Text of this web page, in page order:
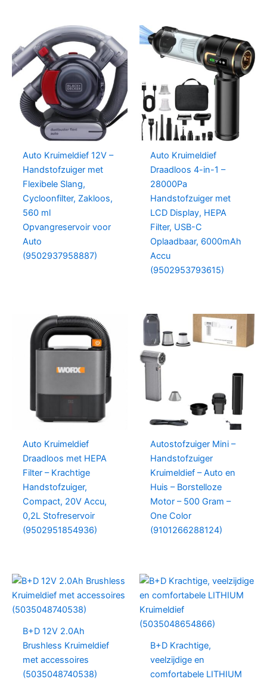
Auto Kruimeldief 12V –
Handstofzuiger met
Flexibele Slang,
Cycloonfilter, Zakloos,
560 ml
Opvangreservoir voor
Auto
(9502937958887)
Auto Kruimeldief
Draadloos 4-in-1 –
28000Pa
Handstofzuiger met
LCD Display, HEPA
Filter, USB-C
Oplaadbaar, 6000mAh
Accu
(9502953793615)
Auto Kruimeldief
Draadloos met HEPA
Filter – Krachtige
Handstofzuiger,
Compact, 20V Accu,
0,2L Stofreservoir
(9502951854936)
Autostofzuiger Mini –
Handstofzuiger
Kruimeldief – Auto en
Huis – Borstelloze
Motor – 500 Gram –
One Color
(9101266288124)
B+D 12V 2.0Ah
Brushless Kruimeldief
met accessoires
(5035048740538)
B+D Krachtige,
veelzijdige en
comfortabele LITHIUM